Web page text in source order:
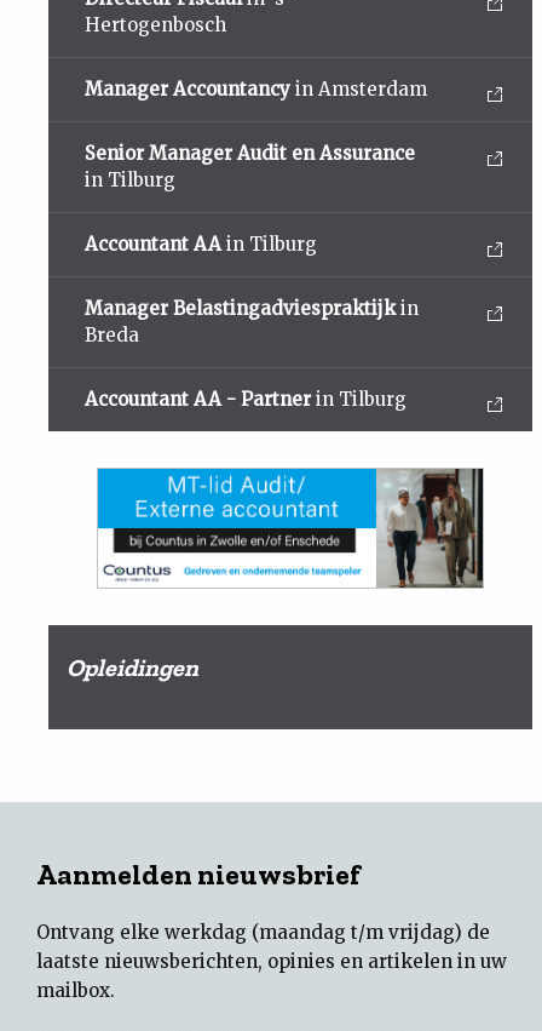
Hertogenbosch
Manager Accountancy in Amsterdam
Senior Manager Audit en Assurance
in Tilburg
Accountant AAin Tilburg
Manager Belastingadviespraktijkin
Breda
Accountant AA - Partner in Tilburg
Opleidingen
Aanmelden nieuwsbrief
Ontvang elke werkdag (maandag t/m vrijdag) de
laatste nieuwsberichten, opinies en artikelen in uw
mailbox.